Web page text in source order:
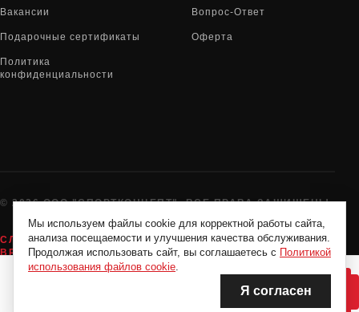
НЕТ В НАЛИЧИИ
НЕТ В НАЛИЧИИ
Вакансии Вопрос-Ответ
Подарочные сертификаты Оферта
Политика
конфиденциальности
© 2026 ООО "СПОРТКОНЦЕПТ". ВСЕ ПРАВА ЗАЩИЩЕНЫ
СЛУЖБА ПОДДЕРЖКИ:8-800-775-72-05
ВРЕМЯ РАБОТЫ:
10:00 - 19:00 ЕЖЕДНЕВНО
Мы используем файлы cookie для корректной работы сайта,
анализа посещаемости и улучшения качества обслуживания.
Продолжая использовать сайт, вы соглашаетесь с Политикой
использования файлов cookie.
Я согласен